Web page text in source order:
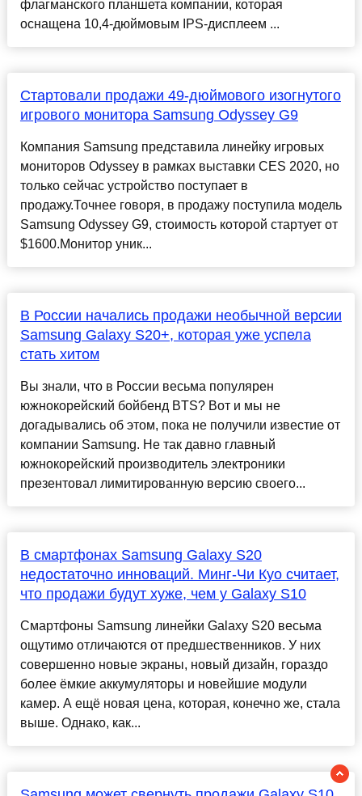
флагманского планшета компании, которая
оснащена 10,4-дюймовым IPS-дисплеем ...
Стартовали продажи 49-дюймового изогнутого
игрового монитора Samsung Odyssey G9
Компания Samsung представила линейку игровых
мониторов Odyssey в рамках выставки CES 2020, но
только сейчас устройство поступает в
продажу.Точнее говоря, в продажу поступила модель
Samsung Odyssey G9, стоимость которой стартует от
$1600.Монитор уник...
В России начались продажи необычной версии
Samsung Galaxy S20+, которая уже успела
стать хитом
Вы знали, что в России весьма популярен
южнокорейский бойбенд BTS? Вот и мы не
догадывались об этом, пока не получили известие от
компании Samsung. Не так давно главный
южнокорейский производитель электроники
презентовал лимитированную версию своего...
В смартфонах Samsung Galaxy S20
недостаточно инноваций. Минг-Чи Куо считает,
что продажи будут хуже, чем у Galaxy S10
Смартфоны Samsung линейки Galaxy S20 весьма
ощутимо отличаются от предшественников. У них
совершенно новые экраны, новый дизайн, гораздо
более ёмкие аккумуляторы и новейшие модули
камер. А ещё новая цена, которая, конечно же, стала
выше. Однако, как...